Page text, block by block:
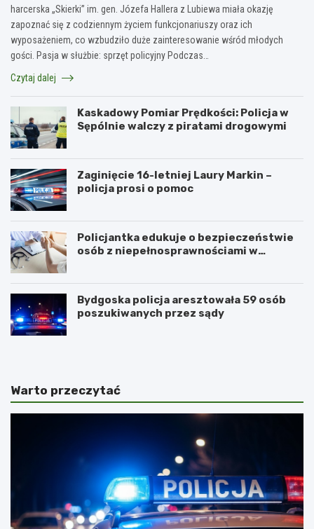
harcerska „Skierki” im. gen. Józefa Hallera z Lubiewa miała okazję
zapoznać się z codziennym życiem funkcjonariuszy oraz ich
wyposażeniem, co wzbudziło duże zainteresowanie wśród młodych
gości. Pasja w służbie: sprzęt policyjny Podczas…
Czytaj dalej
Kaskadowy Pomiar Prędkości: Policja w
Sępólnie walczy z piratami drogowymi
Zaginięcie 16-letniej Laury Markin –
policja prosi o pomoc
Policjantka edukuje o bezpieczeństwie
osób z niepełnosprawnościami w
Bydgoska policja aresztowała 59 osób
poszukiwanych przez sądy
Warto przeczytać